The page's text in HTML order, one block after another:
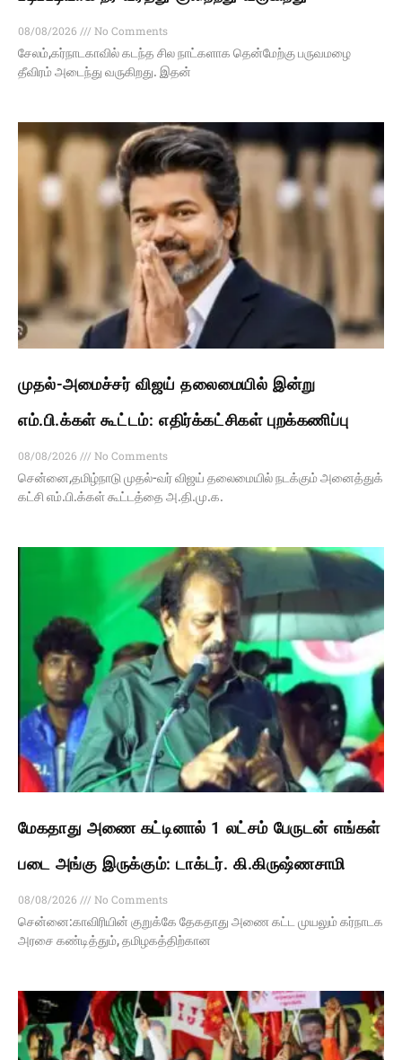
08/08/2026
No Comments
சேலம்,கர்நாடகாவில் கடந்த சில நாட்களாக தென்மேற்கு பருவமழை
தீவிரம் அடைந்து வருகிறது. இதன்
முதல்-அமைச்சர் விஜய் தலைமையில் இன்று
எம்.பி.க்கள் கூட்டம்: எதிர்க்கட்சிகள் புறக்கணிப்பு
08/08/2026
No Comments
சென்னை,தமிழ்நாடு முதல்-வர் விஜய் தலைமையில் நடக்கும் அனைத்துக்
கட்சி எம்.பி.க்கள் கூட்டத்தை அ.தி.மு.க.
மேகதாது அணை கட்டினால் 1 லட்சம் பேருடன் எங்கள்
படை அங்கு இருக்கும்: டாக்டர். கி.கிருஷ்ணசாமி
08/08/2026
No Comments
சென்னை:காவிரியின் குறுக்கே தேகதாது அணை கட்ட முயலும் கர்நாடக
அரசை கண்டித்தும், தமிழகத்திற்கான